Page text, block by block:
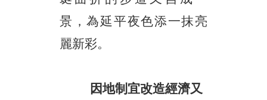
景，為延平夜色添一抹亮
麗新彩。
因地制宜改造經濟又